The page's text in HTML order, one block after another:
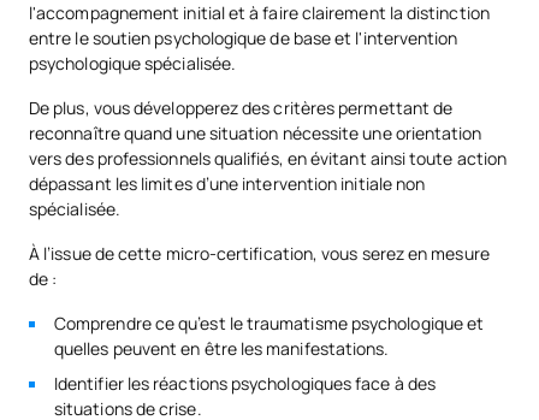
l'accompagnement initial et à faire clairement la distinction
entre le soutien psychologique de base et l'intervention
psychologique spécialisée.
De plus, vous développerez des critères permettant de
reconnaître quand une situation nécessite une orientation
vers des professionnels qualifiés, en évitant ainsi toute action
dépassant les limites d’une intervention initiale non
spécialisée.
À l’issue de cette micro-certification, vous serez en mesure
de :
Comprendre ce qu’est le traumatisme psychologique et
quelles peuvent en être les manifestations.
Identifier les réactions psychologiques face à des
situations de crise.